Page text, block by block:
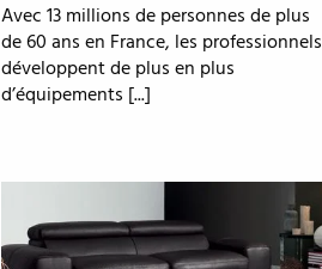
Avec 13 millions de personnes de plus
de 60 ans en France, les professionnels
développent de plus en plus
d’équipements [...]